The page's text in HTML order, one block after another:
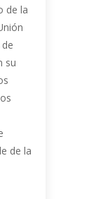
de la
su
de la